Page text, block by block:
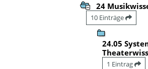
24
10 Einträge
24.05
1 Eintrag